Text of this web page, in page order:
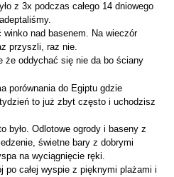
z 3x podczas całego 14 dniowego
winko nad basenem. Na wieczór
przyszli, raz nie.
że oddychać się nie da bo ściany
porównania do Egiptu gdzie
to już zbyt często i uchodzisz
było. Odlotowe ogrody i baseny z
świetne bary z dobrymi
na wyciągnięcie ręki.
po całej wyspie z pięknymi plażami i